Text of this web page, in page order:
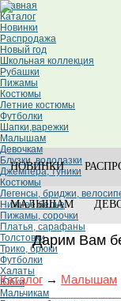
Главная
Каталог
Новинки
Распродажа
Новый год
Школьная коллекция
Рубашки
Пижамы
Костюмы
Летние костюмы
Футболки
Шапки,варежки
Малышам
Девочкам
Блузки, водолазки
Джемпера, туники
Костюмы
Легенсы, бриджи,
Нижнее белье
Пижамы, сорочки
Платья, сарафаны
Толстовки
Трико, брюки
Футболки
Халаты
Юбки
Мальчикам
НОВИНКИ
МАЛЫШАМ
Дарим Вам
Каталог → Малышам